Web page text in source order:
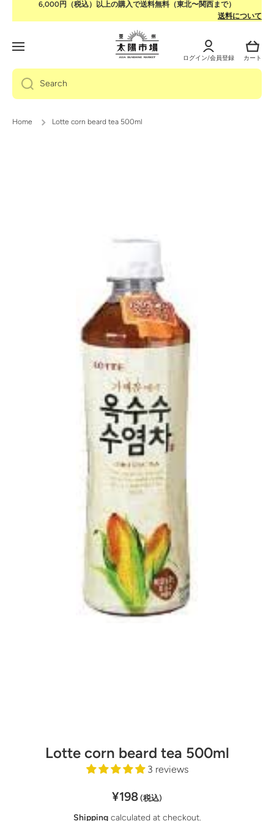
6,000円（税込）以上の購入で送料無料（東北〜関西まで）
送料について
Log
in
ログイン/会員登録
Cart
カート
Search
Home Lotte corn beard tea 500ml
Lotte corn beard tea 500ml
3 reviews
¥198 (税込)
Shippingcalculated at checkout.